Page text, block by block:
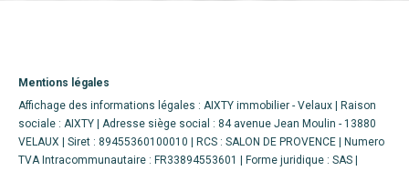
Mentions légales
Affichage des informations légales : AIXTY immobilier - Velaux | Raison
sociale : AIXTY | Adresse siège social : 84 avenue Jean Moulin - 13880
VELAUX | Siret : 89455360100010 | RCS : SALON DE PROVENCE | Numero
TVA Intracommunautaire : FR33894553601 | Forme juridique : SAS |